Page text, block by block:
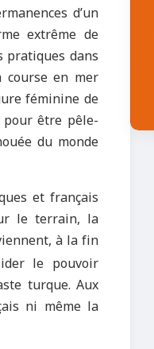
d’un
extrême de
pratiques dans
en mer
féminine de
être pêle-
du monde
et français
le terrain, la
à la fin
le pouvoir
turque. Aux
ni même la